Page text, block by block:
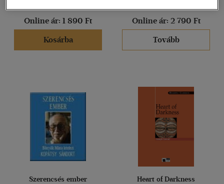
(1)
Online ár: 1 890 Ft
Kosárba
Online ár: 2 790 Ft
Tovább
Szerencsés ember Heart of Darkness